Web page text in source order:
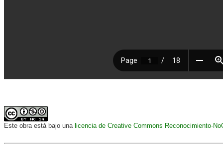
Este obra está bajo una licencia de Creative Commons Reconocimiento-